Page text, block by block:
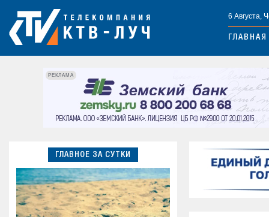
6 Августа,
ГЛАВНАЯ
РЕКЛАМА
ГЛАВНОЕ ЗА СУТКИ